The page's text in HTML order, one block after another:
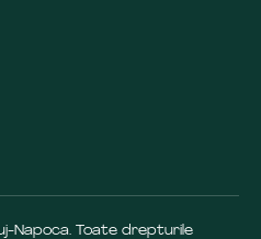
Napoca. Toate drepturile